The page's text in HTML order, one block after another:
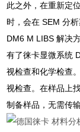
此之外，在重新定
时，会在 SEM 分析
DM6 M LIBS 解决
有了徕卡显微系统
视检查和化学检查
视检查。在样品上
制备样品，无需传